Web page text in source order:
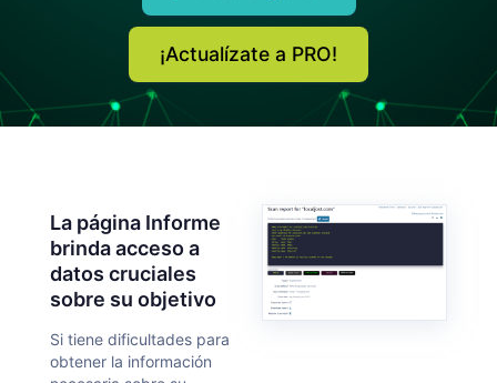
¡Actualízate a PRO!
La página Informe
brinda acceso a
datos cruciales
sobre su objetivo
Si tiene dificultades para
obtener la información